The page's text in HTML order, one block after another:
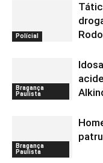
Polícial
Bragança
Paulista
Bragança
Paulista